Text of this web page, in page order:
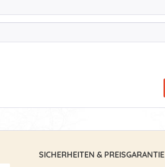
SICHERHEITEN & PREISGARANTIE